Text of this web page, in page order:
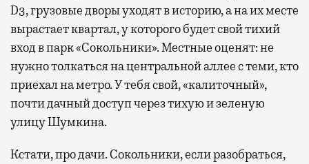
D3, грузовые дворы уходят в историю, а на их месте
вырастает квартал, у которого будет свой тихий
вход в парк «Сокольники». Местные оценят: не
нужно толкаться на центральной аллее с теми, кто
приехал на метро. У тебя свой, «калиточный»,
почти дачный доступ через тихую и зеленую
улицу Шумкина.
Кстати, про дачи. Сокольники, если разобраться,